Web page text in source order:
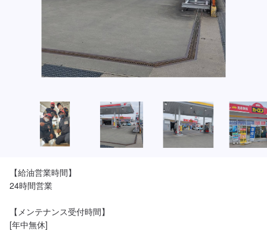
【給油営業時間】
24時間営業
【メンテナンス受付時間】
[年中無休]